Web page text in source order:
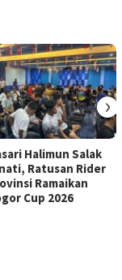
Halimun Salak
Ratusan Rider
Ramaikan
Cup 2026
›